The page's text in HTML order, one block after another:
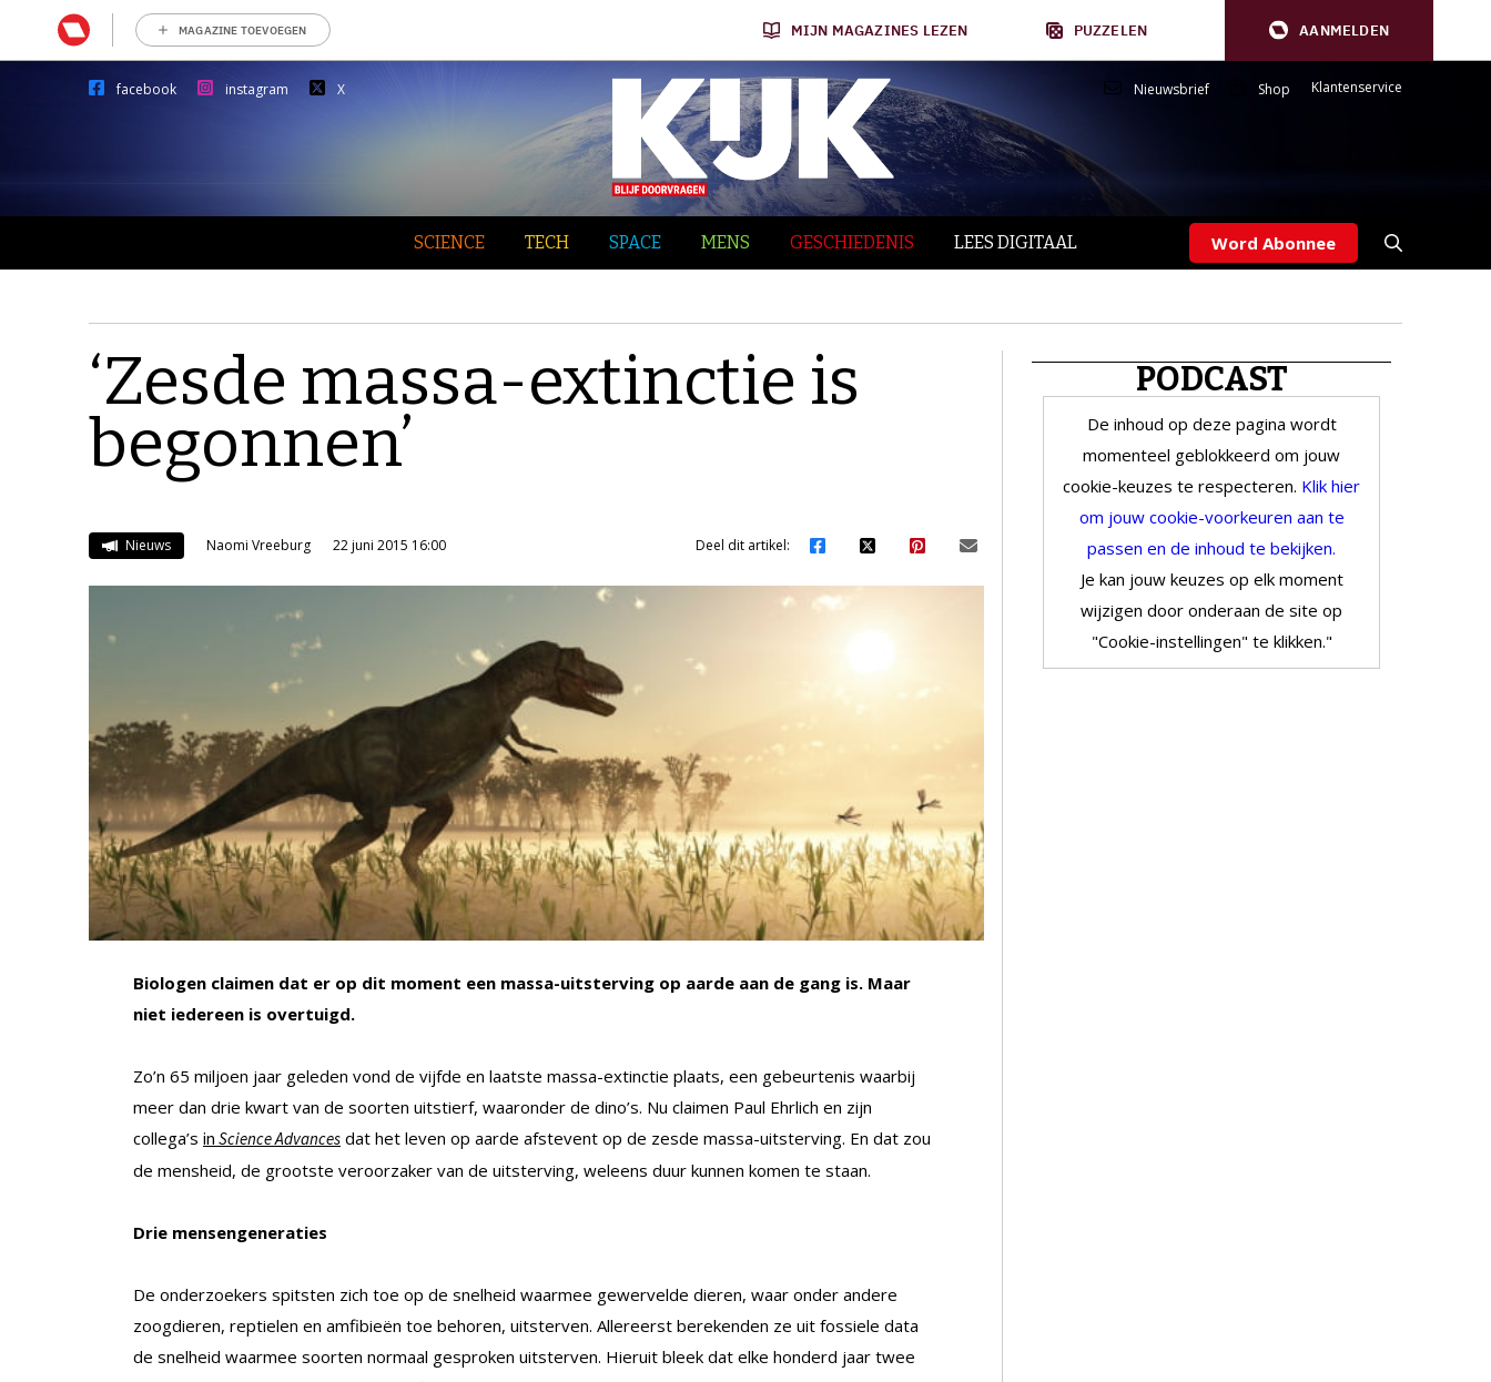
MAGAZINE TOEVOEGEN MIJN MAGAZINES LEZEN PUZZELEN AANMELDEN
facebook instagram X Nieuwsbrief Shop Klantenservice
SCIENCE TECH SPACE MENS GESCHIEDENIS LEES DIGITAAL Word Abonnee
‘Zesde massa-extinctie is
begonnen’
Nieuws Naomi Vreeburg 22 juni 2015 16:00 Deel dit artikel:
Biologen claimen dat er op dit moment een massa-uitsterving op aarde aan de gang is. Maar
niet iedereen is overtuigd.
Zo’n 65 miljoen jaar geleden vond de vijfde en laatste massa-extinctie plaats, een gebeurtenis waarbij
meer dan drie kwart van de soorten uitstierf, waaronder de dino’s. Nu claimen Paul Ehrlich en zijn
collega’s in Science Advances dat het leven op aarde afstevent op de zesde massa-uitsterving. En dat zou
de mensheid, de grootste veroorzaker van de uitsterving, weleens duur kunnen komen te staan.
Drie mensengeneraties
De onderzoekers spitsten zich toe op de snelheid waarmee gewervelde dieren, waar onder andere
zoogdieren, reptielen en amfibieën toe behoren, uitsterven. Allereerst berekenden ze uit fossiele data
de snelheid waarmee soorten normaal gesproken uitsterven. Hieruit bleek dat elke honderd jaar twee
PODCAST
De inhoud op deze pagina wordt
momenteel geblokkeerd om jouw
cookie-keuzes te respecteren. Klik hier
om jouw cookie-voorkeuren aan te
passen en de inhoud te bekijken.
Je kan jouw keuzes op elk moment
wijzigen door onderaan de site op
"Cookie-instellingen" te klikken."